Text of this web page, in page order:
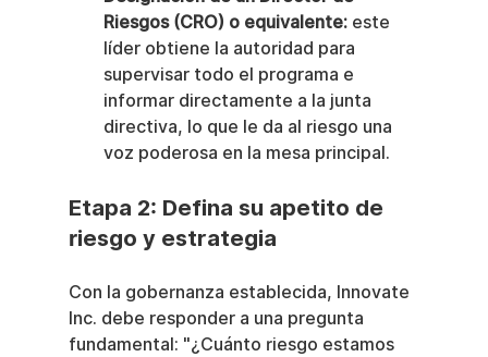
Riesgos (CRO) o equivalente: este
líder obtiene la autoridad para
supervisar todo el programa e
informar directamente a la junta
directiva, lo que le da al riesgo una
voz poderosa en la mesa principal.
Etapa 2: Defina su apetito de
riesgo y estrategia
Con la gobernanza establecida, Innovate
Inc. debe responder a una pregunta
fundamental: "¿Cuánto riesgo estamos